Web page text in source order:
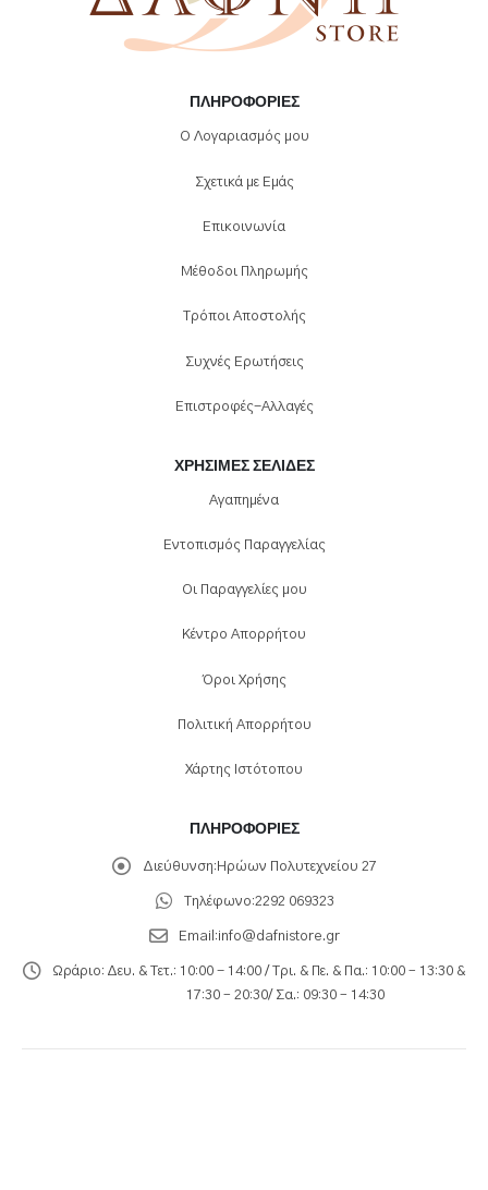
ΠΛΗΡΟΦΟΡΊΕΣ
Ο Λογαριασμός μου
Σχετικά με Εμάς
Επικοινωνία
Μέθοδοι Πληρωμής
Τρόποι Αποστολής
Συχνές Ερωτήσεις
Επιστροφές-Αλλαγές
ΧΡΉΣΙΜΕΣ ΣΕΛΊΔΕΣ
Αγαπημένα
Εντοπισμός Παραγγελίας
Οι Παραγγελίες μου
Κέντρο Απορρήτου
Όροι Χρήσης
Πολιτική Απορρήτου
Χάρτης Ιστότοπου
ΠΛΗΡΟΦΟΡΊΕΣ
Διεύθυνση: Ηρώων Πολυτεχνείου 27
Τηλέφωνο:2292 069323
Email:info@dafnistore.gr
Ωράριο: Δευ. & Τετ.: 10:00 - 14:00 / Τρι. & Πε. & Πα.: 10:00 – 13:30 &
17:30 – 20:30/ Σα.: 09:30 – 14:30